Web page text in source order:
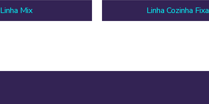
Linha Mix Linha Cozinha Fixa